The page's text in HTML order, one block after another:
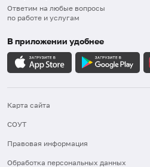
Ответим на любые вопросы
по работе и услугам
В приложении удобнее
Карта сайта
СОУТ
Правовая информация
Обработка персональных данных